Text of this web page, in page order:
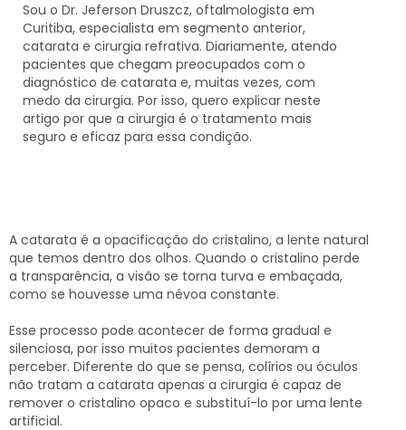
Sou o Dr. Jeferson Druszcz, oftalmologista em
Curitiba, especialista em segmento anterior,
catarata e cirurgia refrativa. Diariamente, atendo
pacientes que chegam preocupados com o
diagnóstico de catarata e, muitas vezes, com
medo da cirurgia. Por isso, quero explicar neste
artigo por que a cirurgia é o tratamento mais
seguro e eficaz para essa condição.
A catarata é a opacificação do cristalino, a lente natural
que temos dentro dos olhos. Quando o cristalino perde
a transparência, a visão se torna turva e embaçada,
como se houvesse uma névoa constante.
Esse processo pode acontecer de forma gradual e
silenciosa, por isso muitos pacientes demoram a
perceber. Diferente do que se pensa, colírios ou óculos
não tratam a catarata apenas a cirurgia é capaz de
remover o cristalino opaco e substituí-lo por uma lente
artificial.